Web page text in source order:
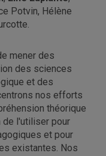
Potvin, Hélène
mener des
des sciences
et des
nos efforts
théorique
l'utiliser pour
et pour
existantes. Nos